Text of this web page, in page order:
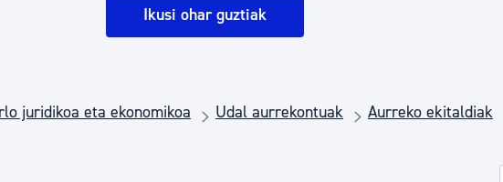
Gune publikoa, hondakinak eta
Euskara
Ikusi ohar guztiak
juridikoa eta ekonomikoa Udal aurrekontuak Aurreko ekitaldiak